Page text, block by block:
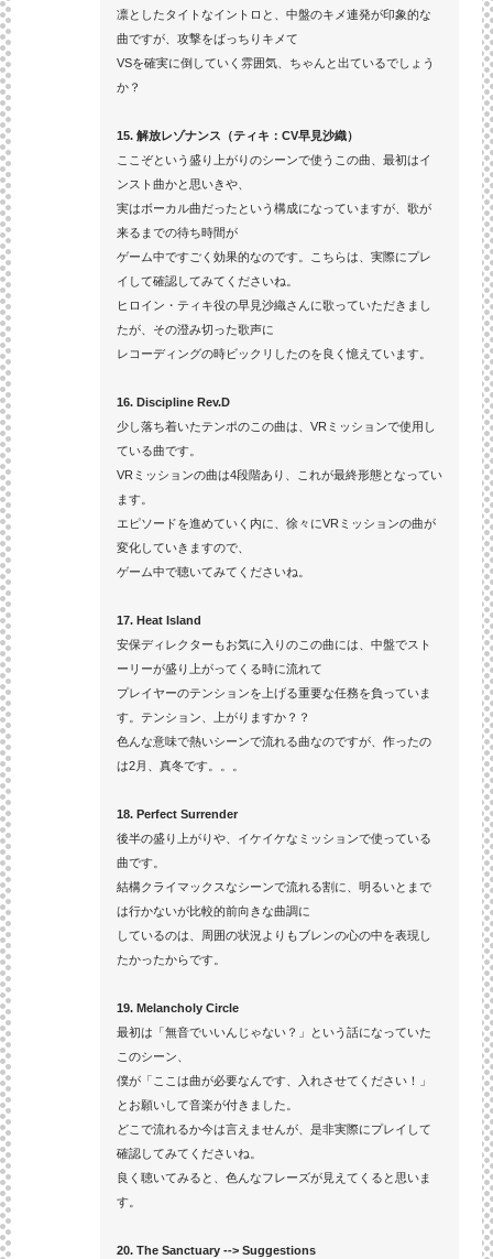
凛としたタイトなイントロと、中盤のキメ連発が印象的な
曲ですが、攻撃をばっちりキメて
VSを確実に倒していく雰囲気、ちゃんと出ているでしょう
か？
15. 解放レゾナンス（ティキ：CV早見沙織）
ここぞという盛り上がりのシーンで使うこの曲、最初はイ
ンスト曲かと思いきや、
実はボーカル曲だったという構成になっていますが、歌が
来るまでの待ち時間が
ゲーム中ですごく効果的なのです。こちらは、実際にプレ
イして確認してみてくださいね。
ヒロイン・ティキ役の早見沙織さんに歌っていただきまし
たが、その澄み切った歌声に
レコーディングの時ビックリしたのを良く憶えています。
16. Discipline Rev.D
少し落ち着いたテンポのこの曲は、VRミッションで使用し
ている曲です。
VRミッションの曲は4段階あり、これが最終形態となってい
ます。
エピソードを進めていく内に、徐々にVRミッションの曲が
変化していきますので、
ゲーム中で聴いてみてくださいね。
17. Heat Island
安保ディレクターもお気に入りのこの曲には、中盤でスト
ーリーが盛り上がってくる時に流れて
プレイヤーのテンションを上げる重要な任務を負っていま
す。テンション、上がりますか？？
色んな意味で熱いシーンで流れる曲なのですが、作ったの
は2月、真冬です。。。
18. Perfect Surrender
後半の盛り上がりや、イケイケなミッションで使っている
曲です。
結構クライマックスなシーンで流れる割に、明るいとまで
は行かないが比較的前向きな曲調に
しているのは、周囲の状況よりもブレンの心の中を表現し
たかったからです。
19. Melancholy Circle
最初は「無音でいいんじゃない？」という話になっていた
このシーン、
僕が「ここは曲が必要なんです、入れさせてください！」
とお願いして音楽が付きました。
どこで流れるか今は言えませんが、是非実際にプレイして
確認してみてくださいね。
良く聴いてみると、色んなフレーズが見えてくると思いま
す。
20. The Sanctuary --> Suggestions